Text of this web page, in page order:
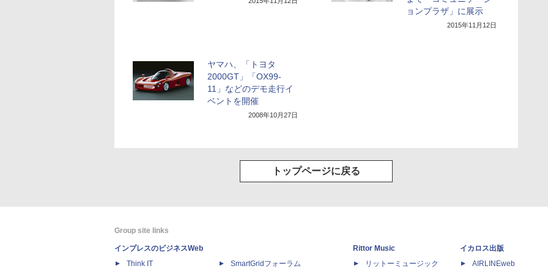
ョンプラザ」に展示
2015年11月12日
ヤマハ、「トヨタ
2000GT」「OX99-
11」などのデモ走行イ
ベントを開催
2008年10月27日
トップページに戻る
Group site links
インプレスのビジネスWeb
Think IT
SmartGridフォーラム
Rittor Music
リットーミュージック
イカロス出版
AIRLINEweb